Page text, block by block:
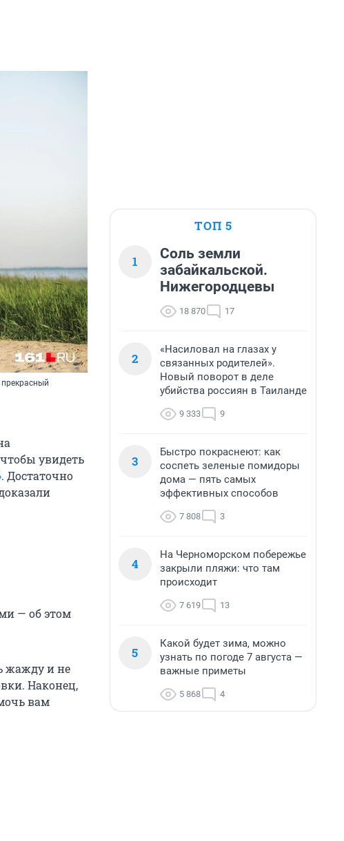
увидеть
. Достаточно
— об этом
жажду и не
Наконец,
вам
ТОП 5
1
Соль земли
забайкальской.
Нижегородцевы
18 870 17
2
«Насиловал на глазах у
связанных родителей».
Новый поворот в деле
убийства россиян в Таиланде
9 333 9
3
Быстро покраснеют: как
соспеть зеленые помидоры
дома — пять самых
эффективных способов
7 808 3
4
На Черноморском побережье
закрыли пляжи: что там
происходит
7 619 13
5
Какой будет зима, можно
узнать по погоде 7 августа —
важные приметы
5 868 4